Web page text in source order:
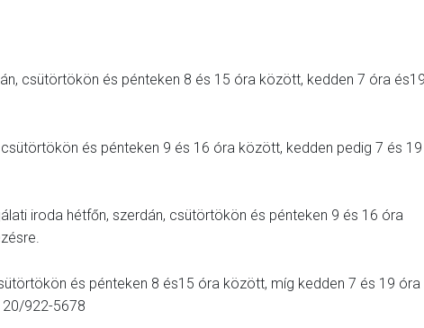
csütörtökön és pénteken 8 és 15 óra között, kedden 7 óra
és pénteken 9 és 16 óra között, kedden pedig 7 és 19
iroda hétfőn, szerdán, csütörtökön és pénteken 9 és 16 óra
és pénteken 8 és15 óra között, míg kedden 7 és 19 óra
922-5678